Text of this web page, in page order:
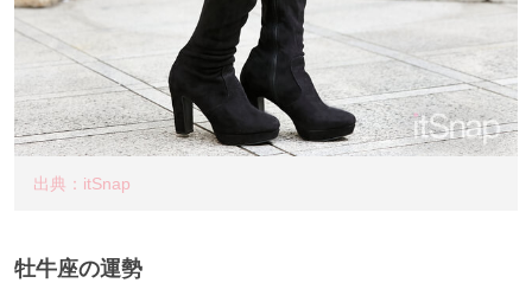
出典：itSnap
牡牛座の運勢